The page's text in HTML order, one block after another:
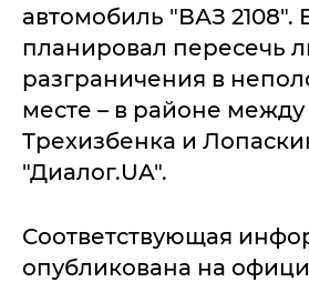
автомобиль "ВАЗ 2108".
планировал пересечь
разграничения в
месте – в районе
Трехизбенка и
"Диалог.UA".
Соответствующая
опубликована на